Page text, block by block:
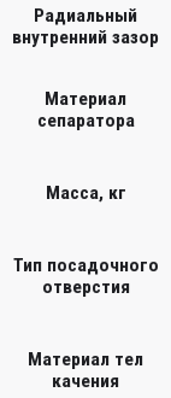
Радиальный
внутренний зазор
Материал
сепаратора
Масса, кг
Тип посадочного
отверстия
Материал тел
качения